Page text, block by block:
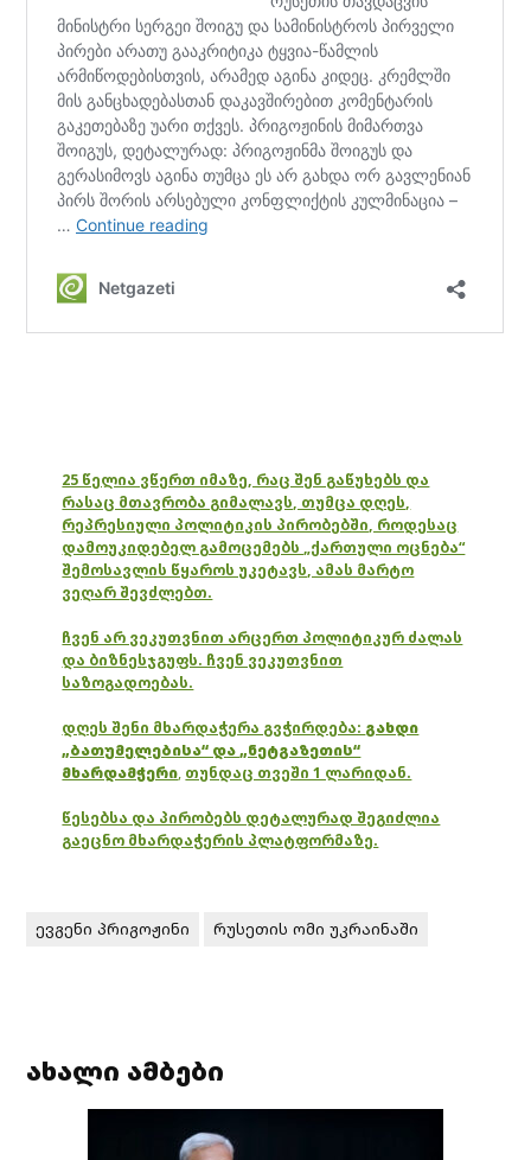
25 წელია ვწერთ იმაზე, რაც შენ გაწუხებს და
რასაც მთავრობა გიმალავს, თუმცა დღეს,
რეპრესიული პოლიტიკის პირობებში, როდესაც
დამოუკიდებელ გამოცემებს „ქართული ოცნება“
შემოსავლის წყაროს უკეტავს, ამას მარტო
ვეღარ შევძლებთ.
ჩვენ არ ვეკუთვნით არცერთ პოლიტიკურ ძალას
და ბიზნესჯგუფს. ჩვენ ვეკუთვნით
საზოგადოებას.
დღეს შენი მხარდაჭერა გვჭირდება: გახდი
„ბათუმელებისა“ და „ნეტგაზეთის“
მხარდამჭერი, თუნდაც თვეში 1 ლარიდან.
წესებსა და პირობებს დეტალურად შეგიძლია
გაეცნო მხარდაჭერის პლატფორმაზე.
ევგენი პრიგოჟინი რუსეთის ომი უკრაინაში
ახალი ამბები